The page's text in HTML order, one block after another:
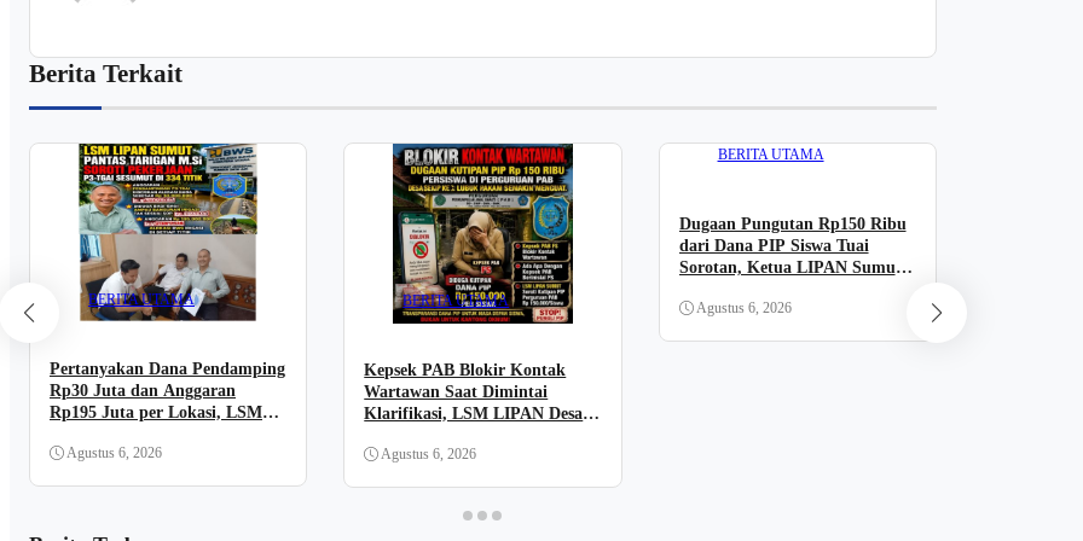
Berita Terkait
BERITA UTAMA
Pertanyakan Dana Pendamping
Rp30 Juta dan Anggaran
Rp195 Juta per Lokasi, LSM
Sumatera II Medan
Agustus 6, 2026
BERITA UTAMA
Kepsek PAB Blokir Kontak
Wartawan Saat Dimintai
Klarifikasi, LSM LIPAN Desak
Agustus 6, 2026
BERITA UTAMA
Dugaan Pungutan Rp150 Ribu
dari Dana PIP Siswa Tuai
Sorotan, Ketua LIPAN Sumut
Agustus 6, 2026